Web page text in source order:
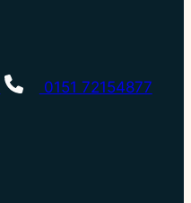
0151 72154877